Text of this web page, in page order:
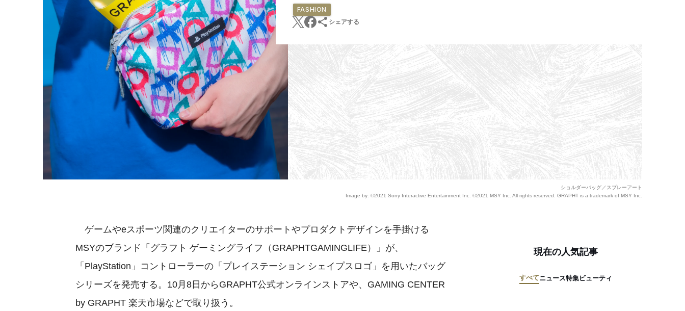
FASHION
シェアする
ショルダーバッグ／スプレーアート
Image by: ©2021 Sony Interactive Entertainment Inc. ©2021 MSY Inc. All rights reserved. GRAPHT is a trademark of MSY Inc.
ゲームやeスポーツ関連のクリエイターのサポートやプロダクトデザインを手掛ける
MSYのブランド「グラフト ゲーミングライフ（GRAPHTGAMINGLIFE）」が、
「PlayStation」コントローラーの「プレイステーション シェイプスロゴ」を用いたバッグ
シリーズを発売する。10月8日からGRAPHT公式オンラインストアや、GAMING CENTER
by GRAPHT 楽天市場などで取り扱う。
現在の人気記事
すべてニュース特集ビューティ